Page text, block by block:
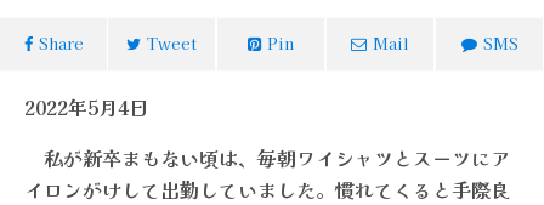
Share Tweet Pin Mail SMS
2022年5月4日
私が新卒まもない頃は、毎朝ワイシャツとスーツにア
イロンがけして出勤していました。慣れてくると手際良